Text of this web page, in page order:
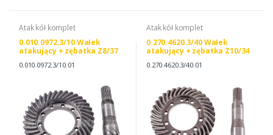
Atak kół komplet
0.010.0972.3/10 Wałek
atakujący + zębatka Z8/37
0.010.0972.3/10.01
Atak kół komplet
0.270.4620.3/40 Wałek
atakujący + zębatka Z10/34
0.270.4620.3/40.01